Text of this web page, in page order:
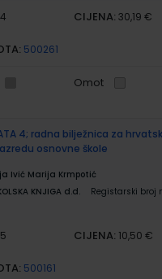
CIJENA: 30,19 €
500261
Omot
4; radna bilježnica za
osnovne škole
Ivić Marija Krmpotić
KNJIGA d.d.
Registarski broj
CIJENA: 10,50 €
500161